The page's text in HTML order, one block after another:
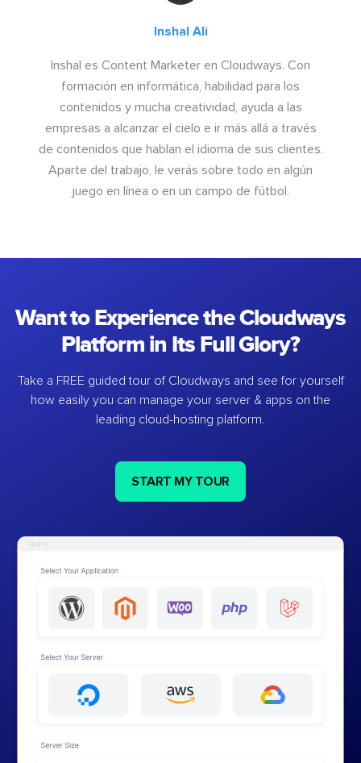
Inshal Ali
Inshal es Content Marketer en Cloudways. Con
formación en informática, habilidad para los
contenidos y mucha creatividad, ayuda a las
empresas a alcanzar el cielo e ir más allá a través
de contenidos que hablan el idioma de sus clientes.
Aparte del trabajo, le verás sobre todo en algún
juego en línea o en un campo de fútbol.
Want to Experience the Cloudways
Platform in Its Full Glory?
Take a FREE guided tour of Cloudways and see for yourself
how easily you can manage your server & apps on the
leading cloud-hosting platform.
START MY TOUR